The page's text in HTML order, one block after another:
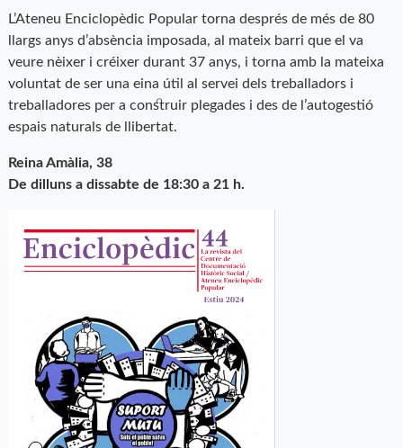
L’Ateneu Enciclopèdic Popular torna després de més de 80
llargs anys d’absència imposada, al mateix barri que el va
veure nèixer i créixer durant 37 anys, i torna amb la mateixa
voluntat de ser una eina útil al servei dels treballadors i
treballadores per a construir plegades i des de l’autogestió
espais naturals de llibertat.
Reina Amàlia, 38
De dilluns a dissabte de 18:30 a 21 h.